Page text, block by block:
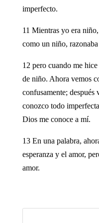
imperfecto.
11 Mientras yo era
como un niño,
12 pero cuando me
de niño. Ahora vemos
confusamente; después
conozco todo
Dios me conoce a mí.
13 En una palabra,
esperanza y el amor,
amor.